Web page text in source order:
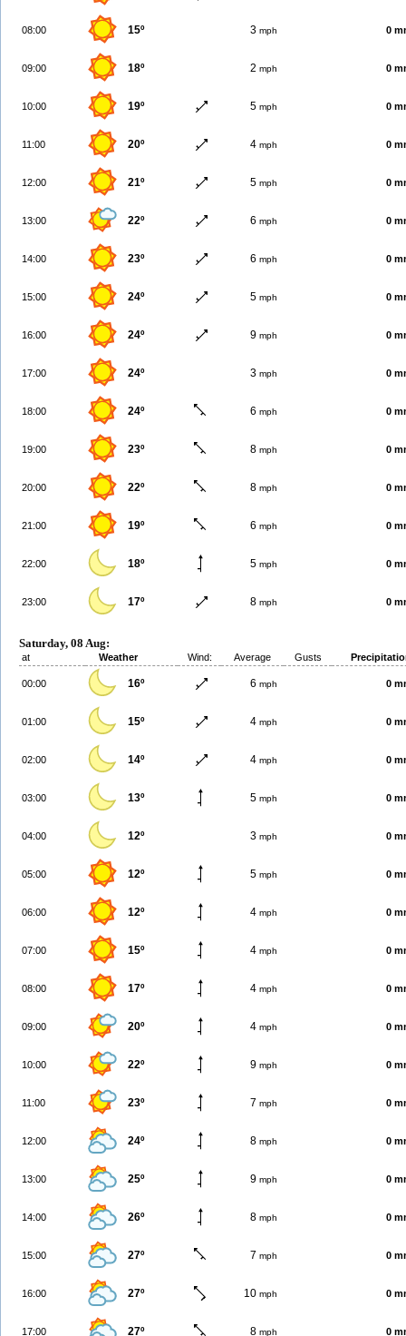
08:00 15º 3 mph 0
09:00 18º 2 mph 0
10:00 19º 5 mph 0
11:00 20º 4 mph 0
12:00 21º 5 mph 0
13:00 22º 6 mph 0
14:00 23º 6 mph 0
15:00 24º 5 mph 0
16:00 24º 9 mph 0
17:00 24º 3 mph 0
18:00 24º 6 mph 0
19:00 23º 8 mph 0
20:00 22º 8 mph 0
21:00 19º 6 mph 0
22:00 18º 5 mph 0
23:00 17º 8 mph 0
Saturday, 08 Aug:
at Weather Wind: Average Gusts
00:00 16º 6 mph 0
01:00 15º 4 mph 0
02:00 14º 4 mph 0
03:00 13º 5 mph 0
04:00 12º 3 mph 0
05:00 12º 5 mph 0
06:00 12º 4 mph 0
07:00 15º 4 mph 0
08:00 17º 4 mph 0
09:00 20º 4 mph 0
10:00 22º 9 mph 0
11:00 23º 7 mph 0
12:00 24º 8 mph 0
13:00 25º 9 mph 0
14:00 26º 8 mph 0
15:00 27º 7 mph 0
16:00 27º 10 mph 0
17:00 27º 8 mph 0